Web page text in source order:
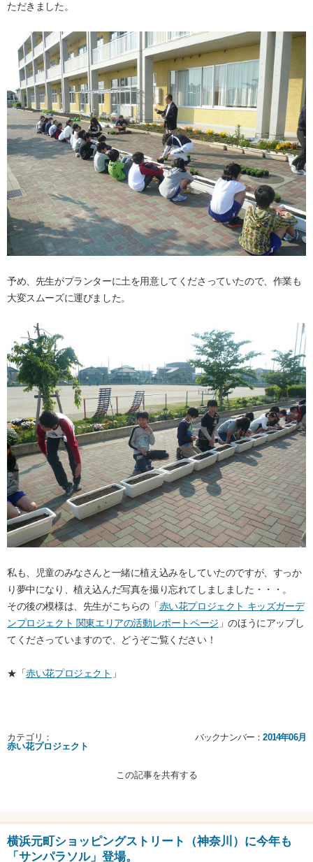
ただきました。
予め、先生がプランターに土を用意してくださっていたので、作業も
大変スムーズに運びました。
私も、児童のみなさんと一緒に植え込みをしていたのですが、すっか
り夢中になり、植え込んだ写真を撮り忘れてしましました・・・。
その後の模様は、先生がこちらの「赤い花プロジェクト キッズガーデ
ンプロジェクト 関東エリアの活動レポートページ 」のほうにアップし
てくださっていますので、どうぞご覧ください！
★「赤い花プロジェクト 」
カテゴリ：
赤い花プロジェクト
バックナンバー：2014年06月
この記事を共有する
横浜元町ショッピングストリート（神奈川）に今年も
「サンパラソル」登場。